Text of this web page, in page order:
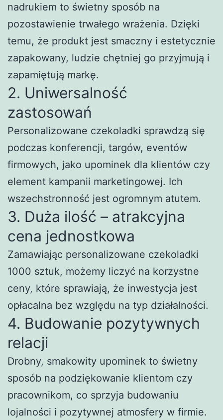
nadrukiem to świetny sposób na
pozostawienie trwałego wrażenia. Dzięki
temu, że produkt jest smaczny i estetycznie
zapakowany, ludzie chętniej go przyjmują i
zapamiętują markę.
2. Uniwersalność
zastosowań
Personalizowane czekoladki sprawdzą się
podczas konferencji, targów, eventów
firmowych, jako upominek dla klientów czy
element kampanii marketingowej. Ich
wszechstronność jest ogromnym atutem.
3. Duża ilość – atrakcyjna
cena jednostkowa
Zamawiając personalizowane czekoladki
1000 sztuk, możemy liczyć na korzystne
ceny, które sprawiają, że inwestycja jest
opłacalna bez względu na typ działalności.
4. Budowanie pozytywnych
relacji
Drobny, smakowity upominek to świetny
sposób na podziękowanie klientom czy
pracownikom, co sprzyja budowaniu
lojalności i pozytywnej atmosfery w firmie.